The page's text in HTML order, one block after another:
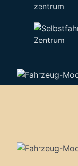
zentrum